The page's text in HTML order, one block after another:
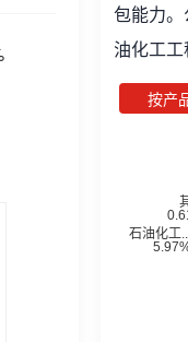
包能力
油化工
业诚信企
国重合
筑业先
文明单
“全国守
信用企
建筑业
按产